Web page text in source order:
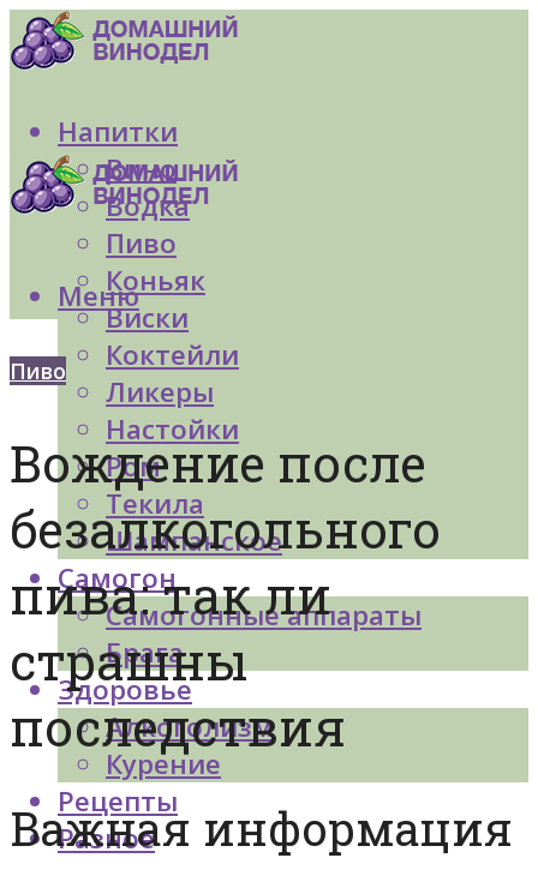
Напитки
Вино
Водка
Пиво
Коньяк
Виски
Коктейли
Ликеры
Настойки
Ром
Текила
Шампанское
Самогон
Самогонные аппараты
Брага
Здоровье
Алкоголизм
Курение
Рецепты
Разное
Меню
Пиво
Вождение после
безалкогольного
пива: так ли
страшны
последствия
Важная информация